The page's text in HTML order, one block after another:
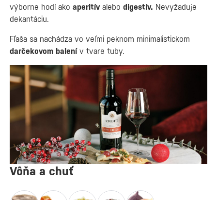
výborne hodí ako aperitívalebo digestív. Nevyžaduje
dekantáciu.
Fľaša sa nachádza vo veľmi peknom minimalistickom
darčekovom balenív tvare tuby.
Vôňa a chuť